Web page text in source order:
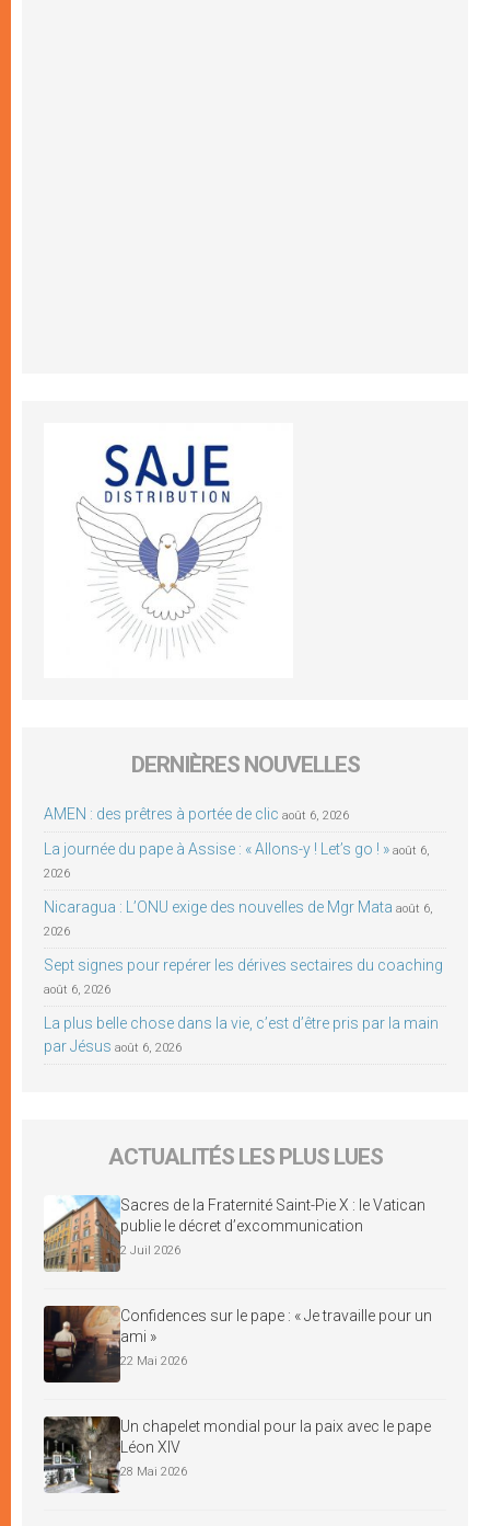
DERNIÈRES NOUVELLES
AMEN : des prêtres à portée de clic août 6, 2026
La journée du pape à Assise : « Allons-y ! Let’s go ! » août 6,
2026
Nicaragua : L’ONU exige des nouvelles de Mgr Mata août 6,
2026
Sept signes pour repérer les dérives sectaires du coaching
août 6, 2026
La plus belle chose dans la vie, c’est d’être pris par la main
par Jésus août 6, 2026
ACTUALITÉS LES PLUS LUES
Sacres de la Fraternité Saint-Pie X : le Vatican
publie le décret d’excommunication
2 Juil 2026
Confidences sur le pape : « Je travaille pour un
ami »
22 Mai 2026
Un chapelet mondial pour la paix avec le pape
Léon XIV
28 Mai 2026